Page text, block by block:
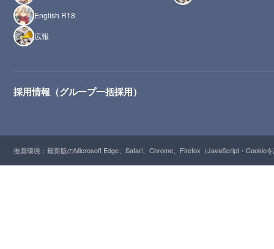
English R18
広報
採用情報（グループ一括採用）
推奨環境：最新版のMicrosoft Edge、Safari、Chrome、Firefox（JavaScript・Cookie